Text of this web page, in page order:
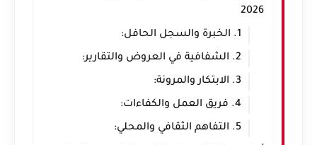
2026
1. الخبرة والسجل الحافل:
2. الشفافية في العروض والتقارير:
3. الابتكار والمرونة:
4. فريق العمل والكفاءات:
5. التفاهم الثقافي والمحلي: